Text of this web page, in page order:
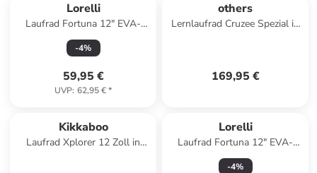
Lorelli
Laufrad Fortuna 12" EVA-
Reifen in schwarz
-4%
59,95 €
UVP: 62,95 €*
others
Lernlaufrad Cruzee Spezial in
169,95 €
Kikkaboo
Laufrad Xplorer 12 Zoll in
Lorelli
Laufrad Fortuna 12" EVA-
Reifen in orange
-4%